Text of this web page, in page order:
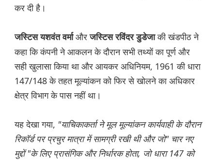
कर दी है।
जस्टिस यशवंत वर्माऔरजस्टिस रविंदर डुडेजाकी खंडपीठ ने
कहा कि कंपनी ने आकलन के दौरान सभी तथ्यों का पूर्ण और
सही खुलासा किया था और आयकर अधिनियम, 1961 की धारा
147/148 के तहत मूल्यांकन को फिर से खोलने का अधिकार
क्षेत्र विभाग के पास नहीं था।
यह देखा गया, "याचिकाकर्ता ने मूल मूल्यांकन कार्यवाही के दौरान
रिकॉर्ड पर प्रचुर मात्रा में सामग्री रखी थी और जो" चार नए
मुद्दों "के लिए प्रासंगिक और निर्धारक होता, जो धारा 147 को